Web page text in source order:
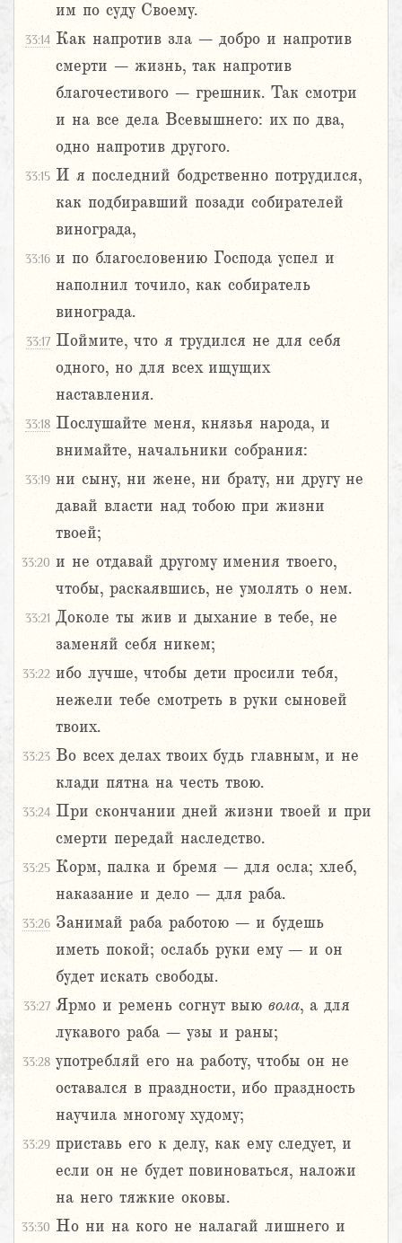
им по суду Своему.
33:14 Как напротив зла – добро и напротив
смерти – жизнь, так напротив
благочестивого – грешник. Так смотри
и на все дела Всевышнего: их по два,
одно напротив другого.
33:15 И я последний бодрственно потрудился,
как подбиравший позади собирателей
винограда,
33:16 и по благословению Господа успел и
наполнил точило, как собиратель
винограда.
33:17 Поймите, что я трудился не для себя
одного, но для всех ищущих
наставления.
33:18 Послушайте меня, князья народа, и
внимайте, начальники собрания:
33:19 ни сыну, ни жене, ни брату, ни другу не
давай власти над тобою при жизни
твоей;
33:20 и не отдавай другому имения твоего,
чтобы, раскаявшись, не умолять о нем.
33:21 Доколе ты жив и дыхание в тебе, не
заменяй себя никем;
33:22 ибо лучше, чтобы дети просили тебя,
нежели тебе смотреть в руки сыновей
твоих.
33:23 Во всех делах твоих будь главным, и не
клади пятна на честь твою.
33:24 При скончании дней жизни твоей и при
смерти передай наследство.
33:25 Корм, палка и бремя – для осла; хлеб,
наказание и дело – для раба.
33:26 Занимай раба работою – и будешь
иметь покой; ослабь руки ему – и он
будет искать свободы.
33:27 Ярмо и ремень согнут выю вола, а для
лукавого раба – узы и раны;
33:28 употребляй его на работу, чтобы он не
оставался в праздности, ибо праздность
научила многому худому;
33:29 приставь его к делу, как ему следует, и
если он не будет повиноваться, наложи
на него тяжкие оковы.
33:30 Но ни на кого не налагай лишнего и